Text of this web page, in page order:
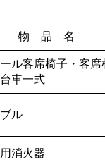
物 品 名
ル客席椅子・客席
車一式
ル
消火器